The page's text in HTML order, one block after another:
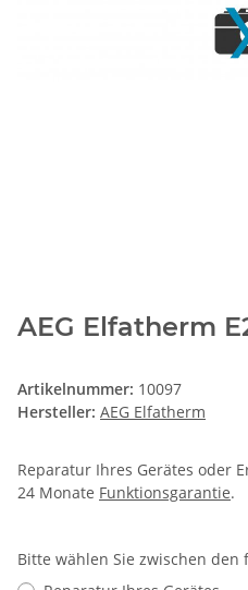
AEG Elfatherm
Artikelnummer: 10097
Hersteller: AEG Elfatherm
Reparatur Ihres Gerätes oder
24 Monate Funktionsgarantie.
Bitte wählen Sie zwischen den